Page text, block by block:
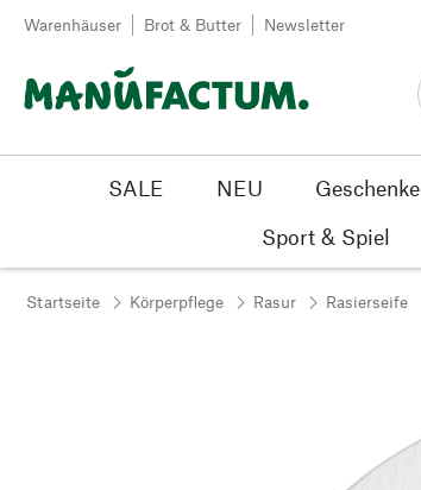
Zum Inhalt springen
Warenhäuser Brot & Butter Newsletter
SALE NEU Geschenke
Sport & Spiel
Startseite Körperpflege Rasur Rasierseife